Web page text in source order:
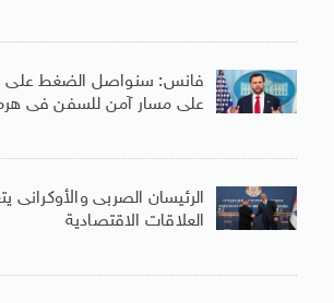
فانس: سنواصل الضغط على
على مسار آمن للسفن فى
الرئيسان الصربى والأوكرانى
العلاقات الاقتصادية